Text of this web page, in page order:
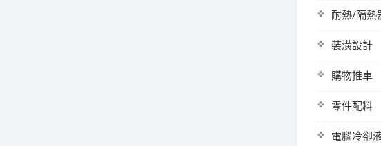
耐熱/隔熱
裝潢設計
購物推車
零件配料
電腦冷卻